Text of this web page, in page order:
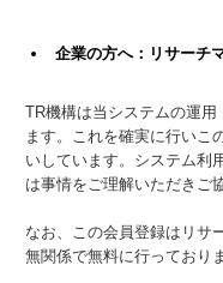
企業の方へ：リサーチ
TR機構は当システムの運
ます。これを確実に行いこ
いしています。システム利
は事情をご理解いただきご
なお、この会員登録はリサ
無関係で無料に行っており